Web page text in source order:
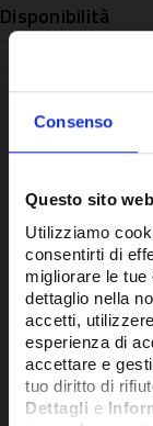
Consenso
Questo sito
Utilizziamo
consentirti di
migliorare le
dettaglio nella
accetti,
esperienza di
accettare e
tuo diritto di
Dettagli e
Disponibilità